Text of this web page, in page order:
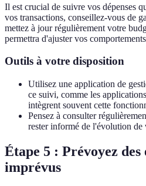
Il est crucial de suivre vos dépenses
vos transactions, conseillez-vous de
mettez à jour régulièrement votre
permettra d'ajuster vos
Outils à votre disposition
Utilisez une application de
ce suivi, comme les
intègrent souvent cette
Pensez à consulter
rester informé de l'évolution de
Étape 5 : Prévoyez des
imprévus